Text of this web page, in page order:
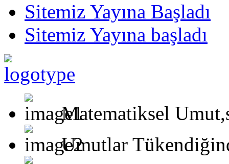
Sitemiz Yayına Başladı
Sitemiz Yayına başladı
Matematiksel
Umutlar